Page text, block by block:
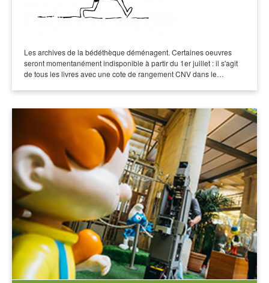
Les archives de la bédéthèque déménagent. Certaines oeuvres
seront momentanément indisponible à partir du 1er juillet : il s'agit
de tous les livres avec une cote de rangement CNV dans le…